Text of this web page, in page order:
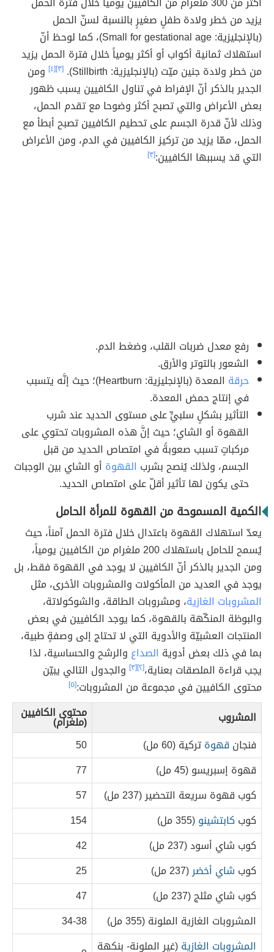
يزيد من خطر ولادة طفلٍ صغيرٍ بالنسبة لسنّ الحمل
(بالإنجليزية: Small for gestational age)، كما لوحظ أنّ
استهلاك ثمانية أكواب أو أكثر يومياً خلال فترة الحمل يزيد
من خطر ولادة جنين ميّت (بالإنجليزية: Stillbirth).
[٣] [٤]
ومن
الجدير بالذكر أنّ الإفراط في تناول الكافيين يسبب ظهور
بعض الأعراض والتي تصبح أكثر وضوحا مع تقدم الحمل،
وذلك لأنّ قدرة الجسم على تحطيم الكافيين تصبح أبطأ مع
الحمل، ممّا يزيد من تركيز الكافيين في الدم، ومن الأعراض
التي قد يسببها الكافيين:[٣]
رفع معدل ضربات القلب، وضغط الدم.
الشعور بالتوتر والأرق.
حرقة
المعدة (بالإنجليزية: Heartburn)؛ حيث إنَّه يتسبب
في إنتاج حمض المعدة.
التأثير بشكلٍ سلبيٍّ على مستوى الحديد عند شرب
القهوة أو الشاي؛ حيث إنَّ هذه المشروبات تحتوي على
مركباتٍ تسبب صعوبةً في امتصاص الحديد من قبل
الجسم، ولذلك يُنصح بشرب القهوة أو الشاي بين الوجبات
حتى يكون لها تأثير أقلّ على امتصاص الحديد.
الكمية المسموحة من القهوة للمرأة الحامل
يعدّ استهلاك القهوة باعتدال خلال فترة الحمل آمناً، حيث
يُسمح للحامل باستهلاك 200 ملغرام من الكافيين يومياً،
ومن الجدير بالذكر أنّ الكافيين لا يوجد في القهوة فقط، بل
يوجد في العديد من المأكولات والمشروبات الأخرى، مثل
المشروبات الغازية، ومشروبات الطاقة، والشوكولاتة،
والبوظة المنكّهة بالقهوة، كما يوجد الكافيين في بعض
المنتجات العشبيّة والأدوية التي لا تحتاج إلى وصفةٍ طبية،
بما في ذلك بعض أدوية الصداع والرشح والحساسية، لذا
يجب قراءة الملصقات بعناية،[٢] [٣]
والجدول التالي يبيّن
محتوى الكافيين في مجموعة من المشروبات:[٥]
المشروب محتوى الكافيين
(ملغرام)
فنجان قهوةتركية (60 مل)
50
قهوة إسبريسو (45 مل)
77
كوب قهوة سريعة التحضير (237 مل)
57
كوب كابتشينو(355 مل)
154
كوب شاي أسود (237 مل)
42
كوب شاي أخضر(237 مل)
25
كوب شاي مثلج (237 مل)
47
المشروبات الغازية الملونة (355 مل)
34-38
المشروبات الغازية(غير الملونة- بنكهة